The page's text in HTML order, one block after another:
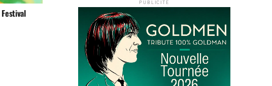
PUBLICITÉ